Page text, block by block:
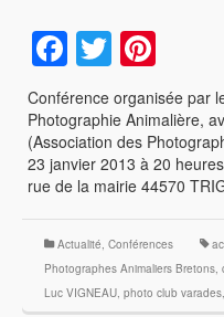
Facebook
Twitter
Conférence organisée par
Photographie Animalière,
(Association des
23 janvier 2013 à 20
rue de la mairie 44570
Actualité, Conférences
Photographes Animaliers Bretons,
Luc VIGNEAU, photo club varades,